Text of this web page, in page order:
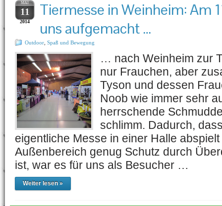
MAI
11
2014
Tiermesse in Weinheim: Am
uns aufgemacht …
Outdoor Spaß und Bewegung
… nach Weinheim zur
nur Frauchen, aber
Tyson und dessen
Noob wie immer sehr
herrschende
schlimm. Dadurch,
eigentliche Messe in einer Halle
Außenbereich genug Schutz durch
ist, war es für uns als Besucher …
Weiter lesen »